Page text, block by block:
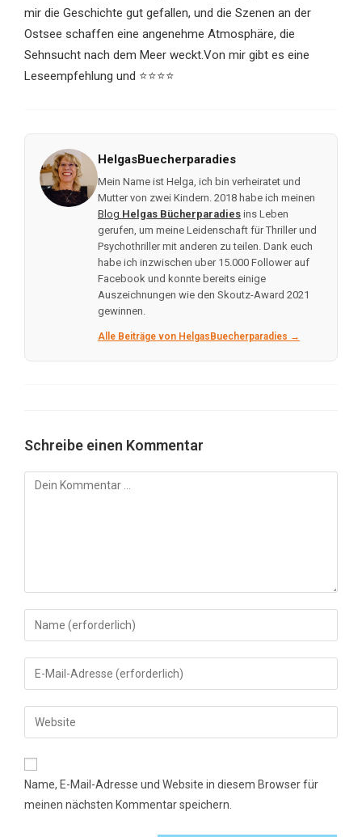
mir die Geschichte gut gefallen, und die Szenen an der
Ostsee schaffen eine angenehme Atmosphäre, die
Sehnsucht nach dem Meer weckt.Von mir gibt es eine
Leseempfehlung und ⭐⭐⭐⭐
HelgasBuecherparadies
Mein Name ist Helga, ich bin verheiratet und
Mutter von zwei Kindern. 2018 habe ich meinen
Blog Helgas Bücherparadiesins Leben
gerufen, um meine Leidenschaft für Thriller und
Psychothriller mit anderen zu teilen. Dank euch
habe ich inzwischen uber 15.000 Follower auf
Facebook und konnte bereits einige
Auszeichnungen wie den Skoutz-Award 2021
gewinnen.
Alle Beiträge von HelgasBuecherparadies →
Schreibe einen Kommentar
Kommentar
Gib
deinen
Namen
oder
zum
Kommentieren
ein
Gib
deine
E-
Mail-
zum
Kommentieren
ein
Gib
deine
Website-
Name, E-Mail-Adresse und Website in diesem Browser für
meinen nächsten Kommentar speichern.